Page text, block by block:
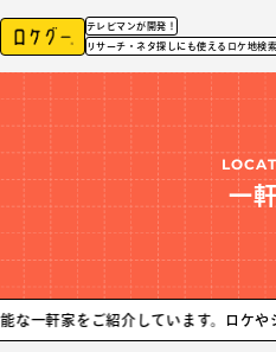
テレビマンが開発！
リサーチ・ネタ探しにも使えるロケ地検
一
紹介しています。 ロケやシーン撮影